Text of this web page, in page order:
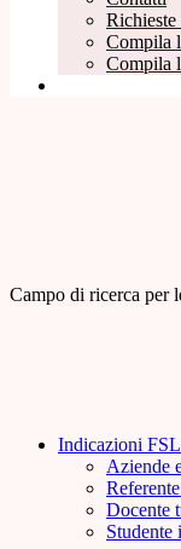
Compila
Compila
Campo di ricerca per
Indicazioni FSL
Aziende
Docente
Studente